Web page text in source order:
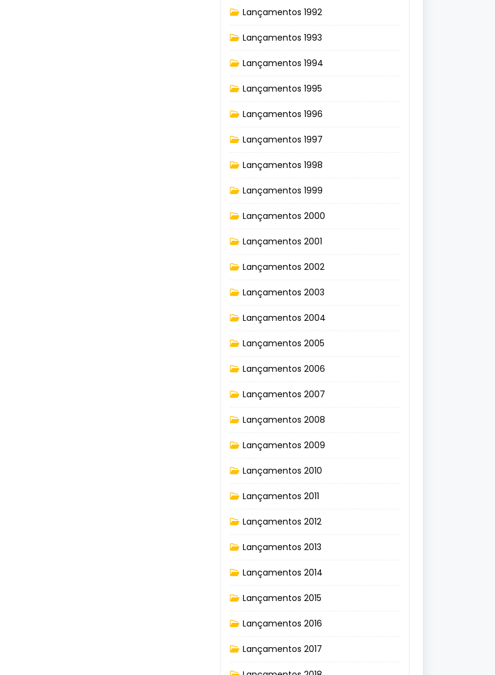
Lançamentos 1992
Lançamentos 1993
Lançamentos 1994
Lançamentos 1995
Lançamentos 1996
Lançamentos 1997
Lançamentos 1998
Lançamentos 1999
Lançamentos 2000
Lançamentos 2001
Lançamentos 2002
Lançamentos 2003
Lançamentos 2004
Lançamentos 2005
Lançamentos 2006
Lançamentos 2007
Lançamentos 2008
Lançamentos 2009
Lançamentos 2010
Lançamentos 2011
Lançamentos 2012
Lançamentos 2013
Lançamentos 2014
Lançamentos 2015
Lançamentos 2016
Lançamentos 2017